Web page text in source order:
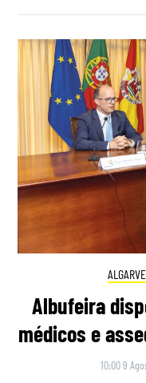
ALGARVE
Albufeira
médicos e
10:00 9